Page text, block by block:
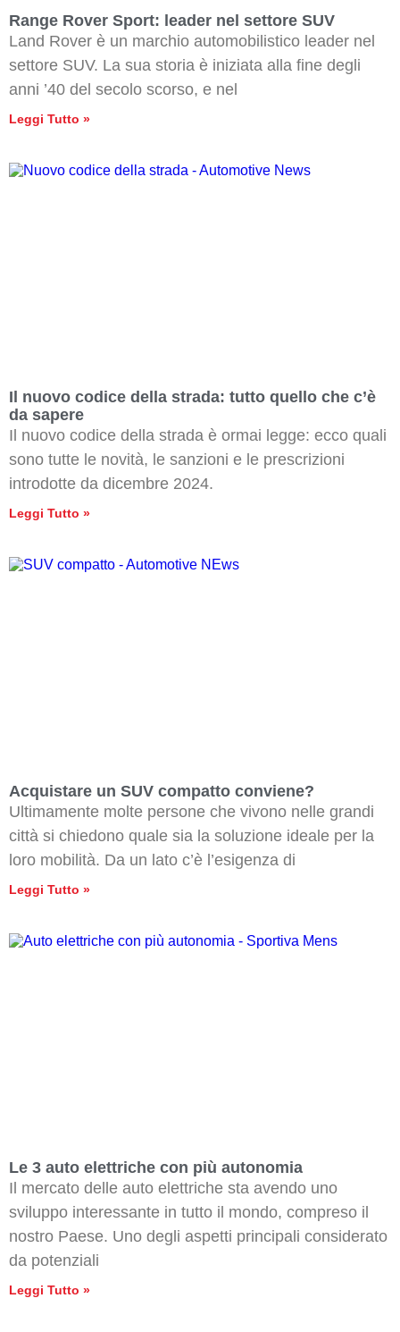
Range Rover Sport: leader nel settore SUV
Land Rover è un marchio automobilistico leader nel
settore SUV. La sua storia è iniziata alla fine degli
anni ’40 del secolo scorso, e nel
Leggi Tutto »
Il nuovo codice della strada: tutto quello che c’è
da sapere
Il nuovo codice della strada è ormai legge: ecco quali
sono tutte le novità, le sanzioni e le prescrizioni
introdotte da dicembre 2024.
Leggi Tutto »
Acquistare un SUV compatto conviene?
Ultimamente molte persone che vivono nelle grandi
città si chiedono quale sia la soluzione ideale per la
loro mobilità. Da un lato c’è l’esigenza di
Leggi Tutto »
Le 3 auto elettriche con più autonomia
Il mercato delle auto elettriche sta avendo uno
sviluppo interessante in tutto il mondo, compreso il
nostro Paese. Uno degli aspetti principali considerato
da potenziali
Leggi Tutto »